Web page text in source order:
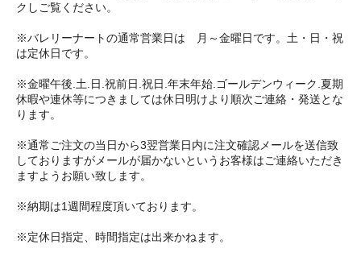
クしご覧ください。
※バレリーナートの通常営業日は 月～金曜日です。土・日・祝
は定休日です。
※金曜午後.土.日.祝前日.祝日.年末年始.ゴールデンウィーク.夏期
休暇や連休等につきましては休日明けより順次ご連絡・発送とな
ります。
※通常ご注文の当日から3翌営業日内に注文確認メールを送信致
しておりますがメールが届かないというお客様はご連絡いただき
ますようお願い致します。
※納期は1週間程度頂いております。
※定休日指定、時間指定は出来かねます。